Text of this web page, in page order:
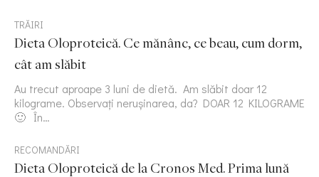
TRĂIRI
Dieta Oloproteică. Ce mănânc, ce beau, cum dorm,
cât am slăbit
Au trecut aproape 3 luni de dietă. Am slăbit doar 12
kilograme. Observați nerușinarea, da? DOAR 12 KILOGRAME
🙂 În…
RECOMANDĂRI
Dieta Oloproteică de la Cronos Med. Prima lună